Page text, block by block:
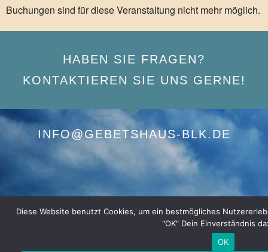
Buchungen sind für diese Veranstaltung nicht mehr möglich.
HABEN SIE FRAGEN?
KONTAKTIEREN SIE UNS GERNE!
INFO@GEBETSHAUS-BLK.DE
Diese Website benutzt Cookies, um ein bestmögliches
"OK" Dein Einverständnis
OK